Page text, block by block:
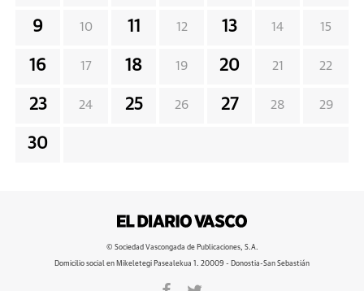
9 10 11 12 13 14 15
16 17 18 19 20 21 22
23 24 25 26 27 28 29
30
© Sociedad Vascongada de Publicaciones, S.A.
Domicilio social en Mikeletegi Pasealekua 1. 20009 - Donostia-San Sebastián